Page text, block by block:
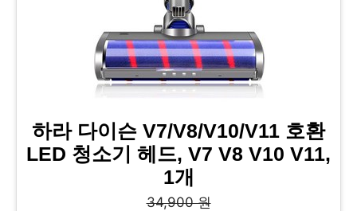
하라 다이슨 V7/V8/V10/V11 호환
LED 청소기 헤드, V7 V8 V10 V11,
1개
34,900 원